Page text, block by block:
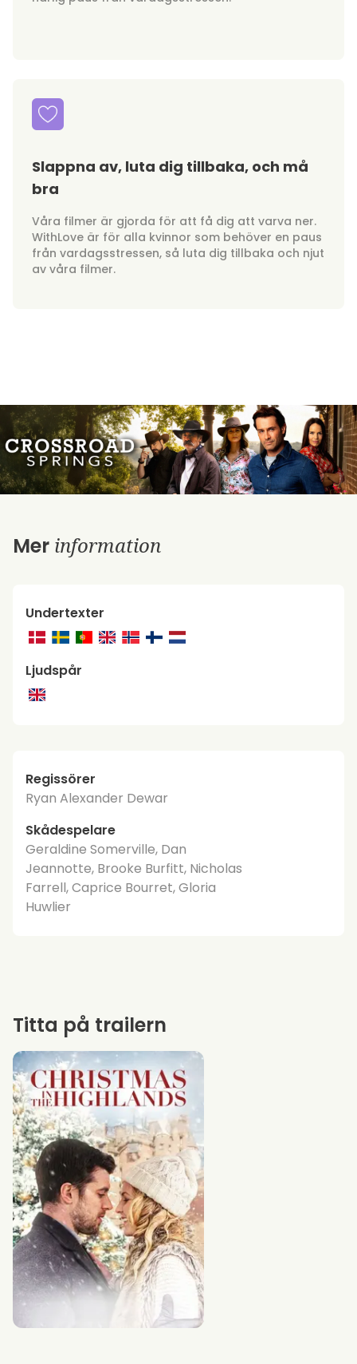
Slappna av, luta dig tillbaka, och må
bra
Våra filmer är gjorda för att få dig att varva ner.
WithLove är för alla kvinnor som behöver en paus
från vardagsstressen, så luta dig tillbaka och njut
av våra filmer.
Mer information
Undertexter
Ljudspår
Regissörer
Ryan Alexander Dewar
Skådespelare
Geraldine Somerville, Dan
Jeannotte, Brooke Burfitt, Nicholas
Farrell, Caprice Bourret, Gloria
Huwlier
Titta på trailern